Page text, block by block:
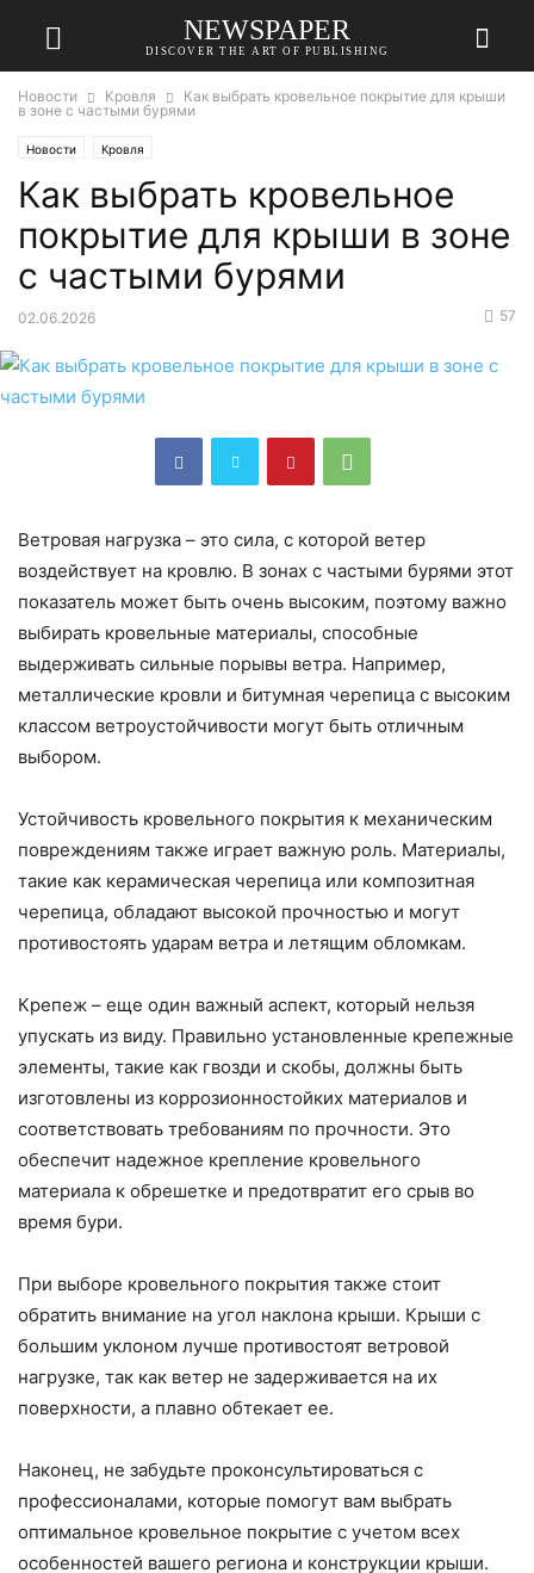
NEWSPAPER
DISCOVER THE ART OF PUBLISHING
Новости Кровля
Как выбрать кровельное покрытие для крыши
в зоне с частыми бурями
Новости Кровля
Как выбрать кровельное
покрытие для крыши в зоне
с частыми бурями
02.06.2026 57
Ветровая нагрузка – это сила, с которой ветер
воздействует на кровлю. В зонах с частыми бурями этот
показатель может быть очень высоким, поэтому важно
выбирать кровельные материалы, способные
выдерживать сильные порывы ветра. Например,
металлические кровли и битумная черепица с высоким
классом ветроустойчивости могут быть отличным
выбором.
Устойчивость кровельного покрытия к механическим
повреждениям также играет важную роль. Материалы,
такие как керамическая черепица или композитная
черепица, обладают высокой прочностью и могут
противостоять ударам ветра и летящим обломкам.
Крепеж – еще один важный аспект, который нельзя
упускать из виду. Правильно установленные крепежные
элементы, такие как гвозди и скобы, должны быть
изготовлены из коррозионностойких материалов и
соответствовать требованиям по прочности. Это
обеспечит надежное крепление кровельного
материала к обрешетке и предотвратит его срыв во
время бури.
При выборе кровельного покрытия также стоит
обратить внимание на угол наклона крыши. Крыши с
большим уклоном лучше противостоят ветровой
нагрузке, так как ветер не задерживается на их
поверхности, а плавно обтекает ее.
Наконец, не забудьте проконсультироваться с
профессионалами, которые помогут вам выбрать
оптимальное кровельное покрытие с учетом всех
особенностей вашего региона и конструкции крыши.